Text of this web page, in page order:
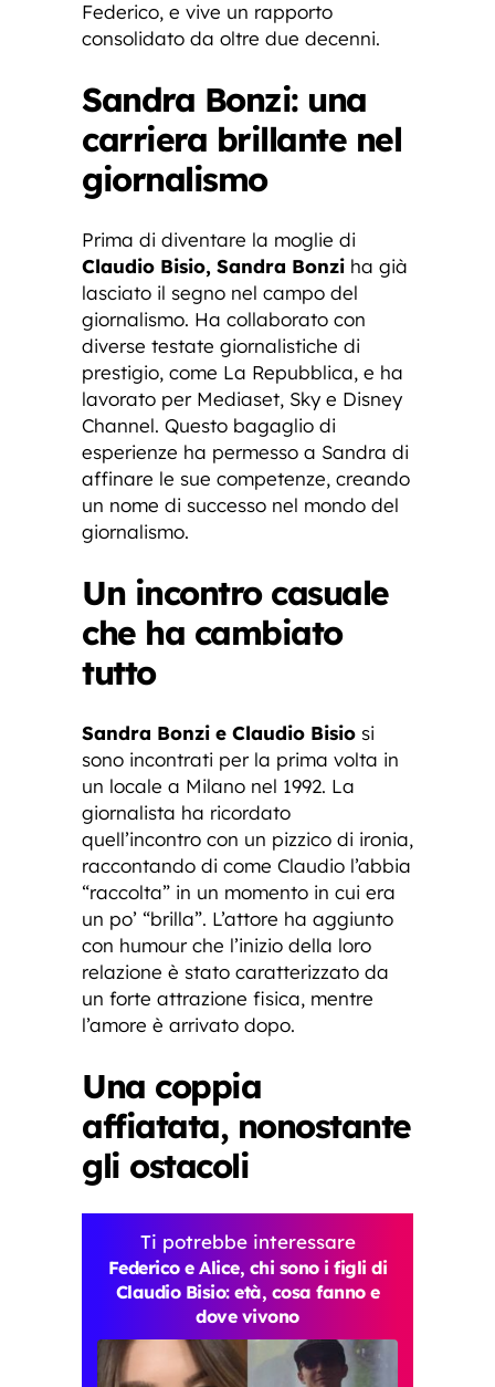
Federico, e vive un rapporto
consolidato da oltre due decenni.
Sandra Bonzi: una
carriera brillante nel
giornalismo
Prima di diventare la moglie di
Claudio Bisio, Sandra Bonzi ha già
lasciato il segno nel campo del
giornalismo. Ha collaborato con
diverse testate giornalistiche di
prestigio, come La Repubblica, e ha
lavorato per Mediaset, Sky e Disney
Channel. Questo bagaglio di
esperienze ha permesso a Sandra di
affinare le sue competenze, creando
un nome di successo nel mondo del
giornalismo.
Un incontro casuale
che ha cambiato
tutto
Sandra Bonzi e Claudio Bisio si
sono incontrati per la prima volta in
un locale a Milano nel 1992. La
giornalista ha ricordato
quell’incontro con un pizzico di ironia,
raccontando di come Claudio l’abbia
“raccolta” in un momento in cui era
un po’ “brilla”. L’attore ha aggiunto
con humour che l’inizio della loro
relazione è stato caratterizzato da
un forte attrazione fisica, mentre
l’amore è arrivato dopo.
Una coppia
affiatata, nonostante
gli ostacoli
Ti potrebbe interessare
Federico e Alice, chi sono i figli di
Claudio Bisio: età, cosa fanno e
dove vivono